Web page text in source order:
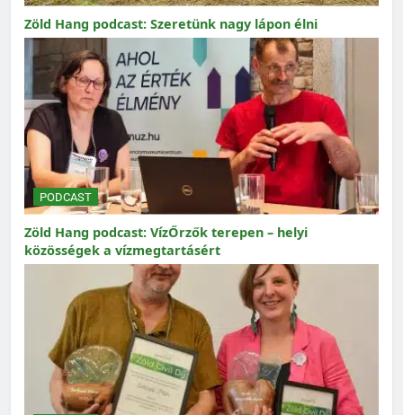
Zöld Hang podcast: Szeretünk nagy lápon élni
PODCAST
Zöld Hang podcast: VízŐrzők terepen – helyi
közösségek a vízmegtartásért